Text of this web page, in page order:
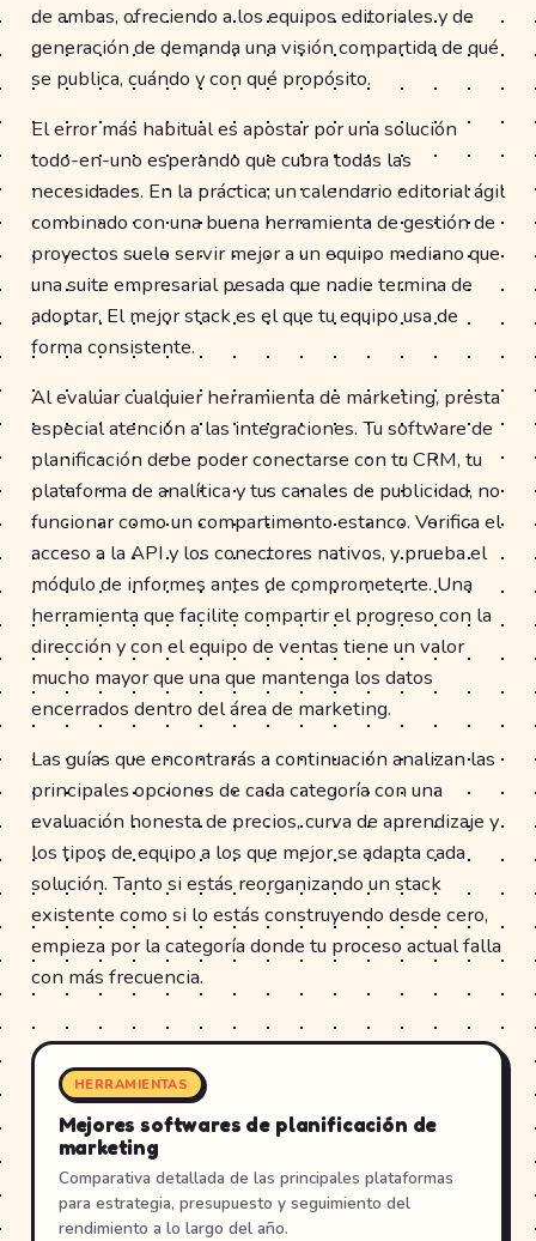
de ambas, ofreciendo a los equipos editoriales y de
generación de demanda una visión compartida de qué
se publica, cuándo y con qué propósito.
El error más habitual es apostar por una solución
todo-en-uno esperando que cubra todas las
necesidades. En la práctica, un calendario editorial ágil
combinado con una buena herramienta de gestión de
proyectos suele servir mejor a un equipo mediano que
una suite empresarial pesada que nadie termina de
adoptar. El mejor stack es el que tu equipo usa de
forma consistente.
Al evaluar cualquier herramienta de marketing, presta
especial atención a las integraciones. Tu software de
planificación debe poder conectarse con tu CRM, tu
plataforma de analítica y tus canales de publicidad, no
funcionar como un compartimento estanco. Verifica el
acceso a la API y los conectores nativos, y prueba el
módulo de informes antes de comprometerte. Una
herramienta que facilite compartir el progreso con la
dirección y con el equipo de ventas tiene un valor
mucho mayor que una que mantenga los datos
encerrados dentro del área de marketing.
Las guías que encontrarás a continuación analizan las
principales opciones de cada categoría con una
evaluación honesta de precios, curva de aprendizaje y
los tipos de equipo a los que mejor se adapta cada
solución. Tanto si estás reorganizando un stack
existente como si lo estás construyendo desde cero,
empieza por la categoría donde tu proceso actual falla
con más frecuencia.
HERRAMIENTAS
Mejores softwares de planificación de
marketing
Comparativa detallada de las principales plataformas
para estrategia, presupuesto y seguimiento del
rendimiento a lo largo del año.